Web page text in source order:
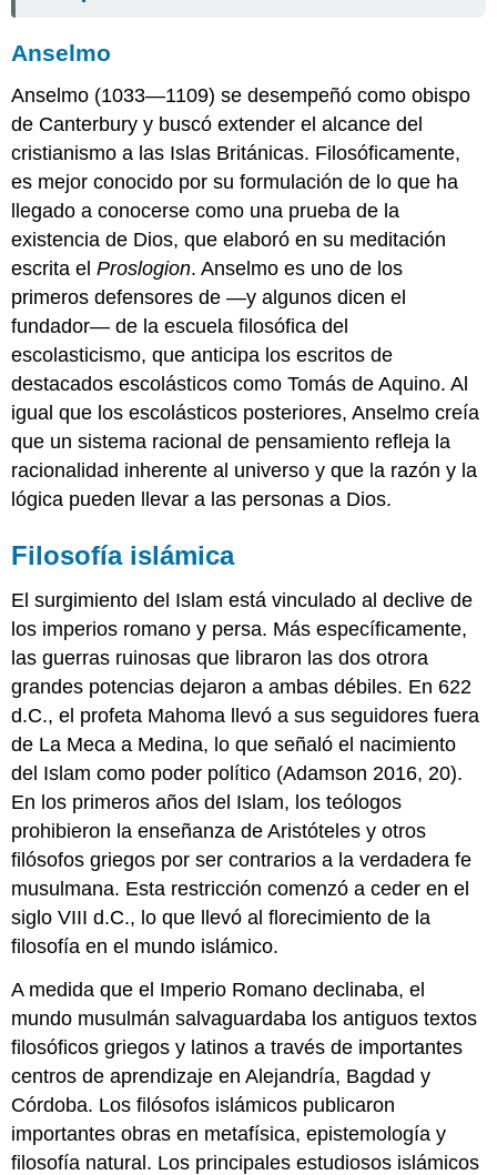
Anselmo
Anselmo (1033—1109) se desempeñó como obispo
de Canterbury y buscó extender el alcance del
cristianismo a las Islas Británicas. Filosóficamente,
es mejor conocido por su formulación de lo que ha
llegado a conocerse como una prueba de la
existencia de Dios, que elaboró en su meditación
escrita elProslogion. Anselmo es uno de los
primeros defensores de —y algunos dicen el
fundador— de la escuela filosófica del
escolasticismo, que anticipa los escritos de
destacados escolásticos como Tomás de Aquino. Al
igual que los escolásticos posteriores, Anselmo creía
que un sistema racional de pensamiento refleja la
racionalidad inherente al universo y que la razón y la
lógica pueden llevar a las personas a Dios.
Filosofía islámica
El surgimiento del Islam está vinculado al declive de
los imperios romano y persa. Más específicamente,
las guerras ruinosas que libraron las dos otrora
grandes potencias dejaron a ambas débiles. En 622
d.C., el profeta Mahoma llevó a sus seguidores fuera
de La Meca a Medina, lo que señaló el nacimiento
del Islam como poder político (Adamson 2016, 20).
En los primeros años del Islam, los teólogos
prohibieron la enseñanza de Aristóteles y otros
filósofos griegos por ser contrarios a la verdadera fe
musulmana. Esta restricción comenzó a ceder en el
siglo VIII d.C., lo que llevó al florecimiento de la
filosofía en el mundo islámico.
A medida que el Imperio Romano declinaba, el
mundo musulmán salvaguardaba los antiguos textos
filosóficos griegos y latinos a través de importantes
centros de aprendizaje en Alejandría, Bagdad y
Córdoba. Los filósofos islámicos publicaron
importantes obras en metafísica, epistemología y
filosofía natural. Los principales estudiosos islámicos